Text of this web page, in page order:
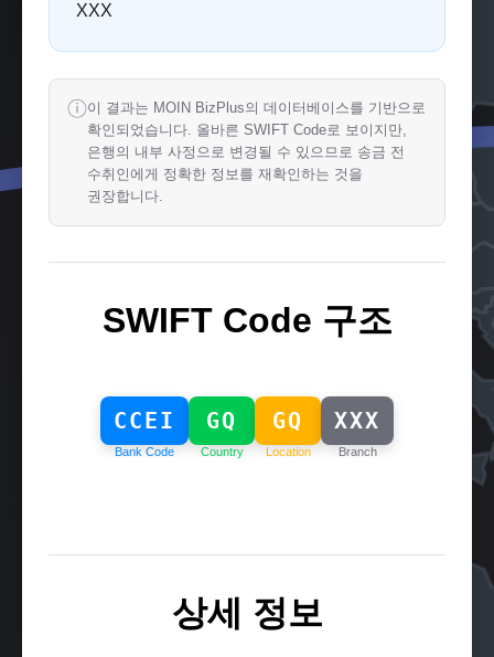
XXX
ⓘ이 결과는 MOIN BizPlus의 데이터베이스를 기반으로
확인되었습니다. 올바른 SWIFT Code로 보이지만,
은행의 내부 사정으로 변경될 수 있으므로 송금 전
수취인에게 정확한 정보를 재확인하는 것을
권장합니다.
SWIFT Code 구조
CCEI
Bank Code
GQ
Country
GQ
Location
XXX
Branch
상세 정보